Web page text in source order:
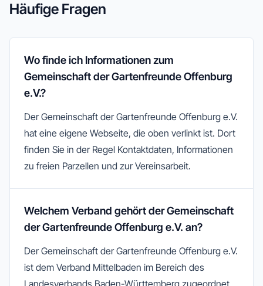
Häufige Fragen
Wo finde ich Informationen zum
Gemeinschaft der Gartenfreunde Offenburg
e.V.?
Der Gemeinschaft der Gartenfreunde Offenburg e.V.
hat eine eigene Webseite, die oben verlinkt ist. Dort
finden Sie in der Regel Kontaktdaten, Informationen
zu freien Parzellen und zur Vereinsarbeit.
Welchem Verband gehört der Gemeinschaft
der Gartenfreunde Offenburg e.V. an?
Der Gemeinschaft der Gartenfreunde Offenburg e.V.
ist dem Verband Mittelbaden im Bereich des
Landesverbands Baden-Württemberg zugeordnet.